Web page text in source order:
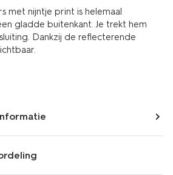
met nijntje print is helemaal
gladde buitenkant. Je trekt hem
Dankzij de reflecterende